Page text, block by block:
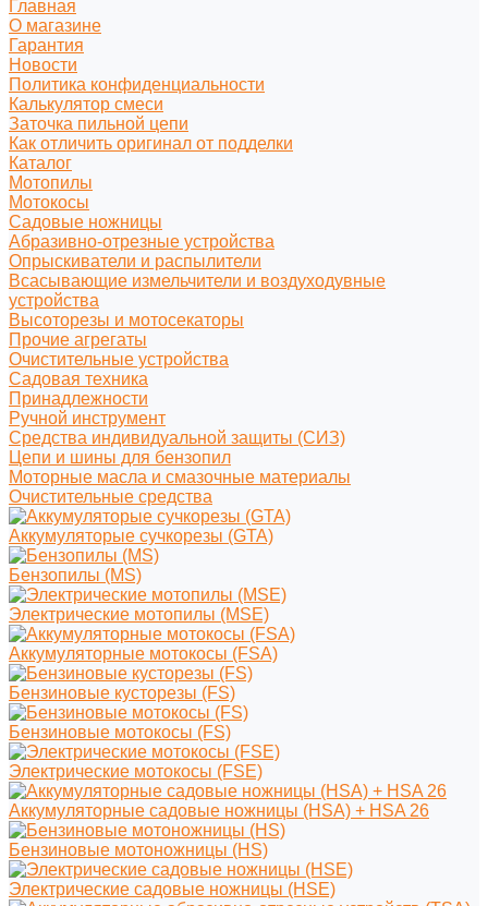
Главная
О магазине
Гарантия
Новости
Политика конфиденциальности
Калькулятор смеси
Заточка пильной цепи
Как отличить оригинал от подделки
Каталог
Мотопилы
Мотокосы
Садовые ножницы
Абразивно-отрезные устройства
Опрыскиватели и распылители
Всасывающие измельчители и воздуходувные
устройства
Высоторезы и мотосекаторы
Прочие агрегаты
Очистительные устройства
Садовая техника
Принадлежности
Ручной инструмент
Средства индивидуальной защиты (СИЗ)
Цепи и шины для бензопил
Моторные масла и смазочные материалы
Очистительные средства
Аккумуляторые сучкорезы (GTA)
Бензопилы (MS)
Электрические мотопилы (MSE)
Аккумуляторные мотокосы (FSA)
Бензиновые кусторезы (FS)
Бензиновые мотокосы (FS)
Электрические мотокосы (FSE)
Аккумуляторные садовые ножницы (HSA) + HSA 26
Бензиновые мотоножницы (HS)
Электрические садовые ножницы (HSE)